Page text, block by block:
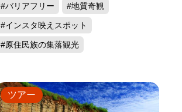
#バリアフリー #地質奇観
#インスタ映えスポット
#原住民族の集落観光
ツアー